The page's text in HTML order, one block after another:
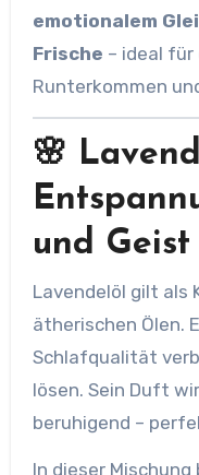
emotionalem
Frische – ideal für
Runterkommen
🌸
und Geist
Lavendelöl gilt als
ätherischen Ölen.
Schlafqualität
lösen. Sein Duft
beruhigend –
In dieser